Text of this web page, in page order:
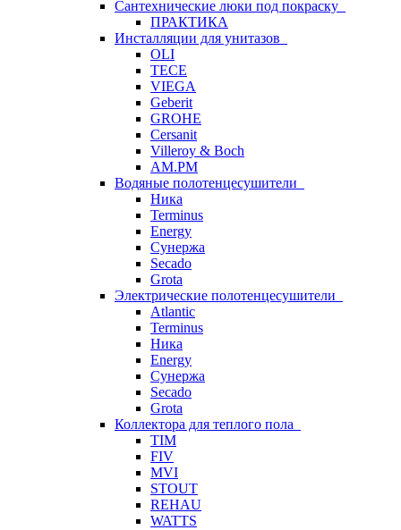
Сантехнические люки под покраску
ПРАКТИКА
Инсталляции для унитазов
OLI
TECE
VIEGA
Geberit
GROHE
Cersanit
Villeroy & Boch
AM.PM
Водяные полотенцесушители
Ника
Terminus
Energy
Сунержа
Secado
Grota
Электрические полотенцесушители
Atlantic
Terminus
Ника
Energy
Сунержа
Secado
Grota
Коллектора для теплого пола
TIM
FIV
MVI
STOUT
REHAU
WATTS